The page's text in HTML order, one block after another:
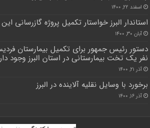
اسفند ۲۲, ۱۴۰۰
استاندار البرز خواستار تکمیل پروژه گازرسانی
آبان ۳۰, ۱۴۰۰
نفر یک تخت بیمارستانی در استان البرز وجود
آذر ۲۱, ۱۴۰۰
برخورد با وسایل نقلیه آلاینده در البرز
آذر ۱۶, ۱۴۰۰